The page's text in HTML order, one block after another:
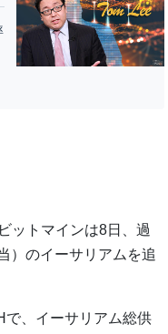
ットマインは8日、過
）のイーサリアムを追
で、イーサリアム総供